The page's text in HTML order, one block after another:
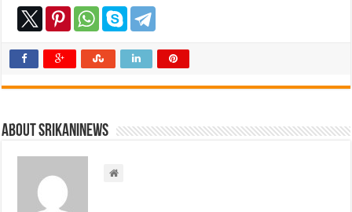
About srikaninews